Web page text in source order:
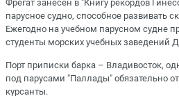
Фрегат занесен в "Книгу рекордов
парусное судно, способное развивать
Ежегодно на учебном парусном судне
студенты морских учебных заведений
Порт приписки барка – Владивосток,
под парусами "Паллады" обязательно
курсанты.